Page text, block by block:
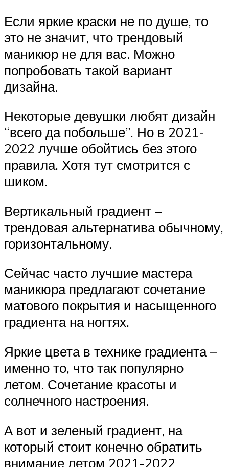
Если яркие краски не по душе, то
это не значит, что трендовый
маникюр не для вас. Можно
попробовать такой вариант
дизайна.
Некоторые девушки любят дизайн
“всего да побольше”. Но в 2021-
2022 лучше обойтись без этого
правила. Хотя тут смотрится с
шиком.
Вертикальный градиент –
трендовая альтернатива обычному,
горизонтальному.
Сейчас часто лучшие мастера
маникюра предлагают сочетание
матового покрытия и насыщенного
градиента на ногтях.
Яркие цвета в технике градиента –
именно то, что так популярно
летом. Сочетание красоты и
солнечного настроения.
А вот и зеленый градиент, на
который стоит конечно обратить
внимание летом 2021-2022